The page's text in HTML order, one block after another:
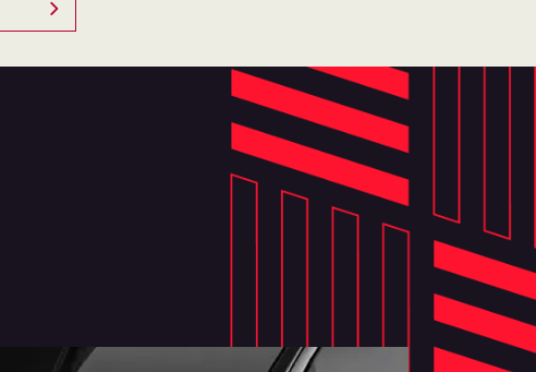
PRECISION 1.3 AT